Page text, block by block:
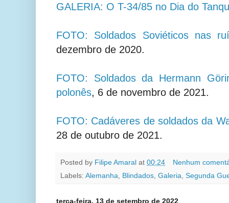
GALERIA: O T-34/85 no Dia do
FOTO: Soldados Soviéticos nas
dezembro de 2020.
FOTO: Soldados da Hermann
polonês, 6 de novembro de 2021.
FOTO: Cadáveres de soldados da
28 de outubro de 2021.
Posted by Filipe Amaral at 00:24
Nenhum
Labels: Alemanha, Blindados, Galeria, Segunda
terça-feira, 13 de setembro de 2022